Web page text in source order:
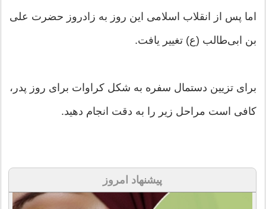
اما پس از انقلاب اسلامی این روز به زادروز حضرت علی
بن ابی‌طالب (ع) تغییر یافت.
برای تزیین دستمال سفره به شکل کراوات برای روز پدر،
کافی است مراحل زیر را به دقت انجام دهید.
پیشنهاد امروز